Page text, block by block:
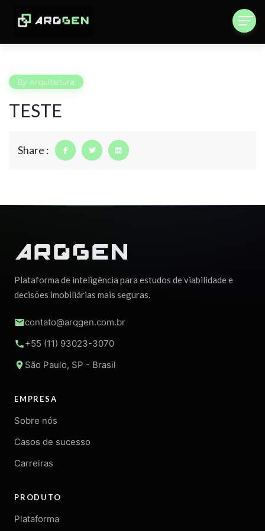
By Arquitetura
TESTE
Share :
Plataforma de inteligência para estudos de viabilidade e
decisões imobiliárias mais seguras.
contato@arqgen.com.br
+55 (11) 93023-3070
São Paulo, SP - Brasil
EMPRESA
Sobre nós
Casos de sucesso
Carreiras
PRODUTO
Plataforma